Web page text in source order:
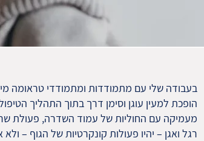
בעבודה שלי עם מתמודדות ומתמודדי טראומה
הופכת למעין עוגן וסימן דרך בתוך התהליך
מעמיקה עם החוליות של עמוד השדרה, פעולת
רגל ואגן – יהיו פעולות קונקרטיות של הגוף – ולא